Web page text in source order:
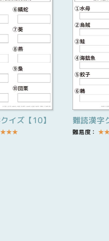
イズ【10】
★★★
難読漢字
難易度： ★★